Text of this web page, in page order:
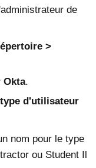
de
Okta.
d'utilisateur
nom pour le type
ou Student Il